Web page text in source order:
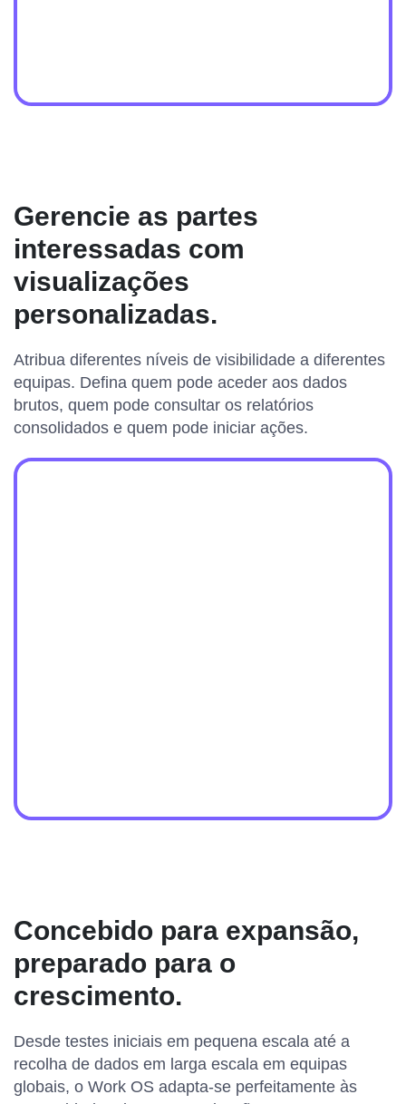
Gerencie as partes
interessadas com
visualizações
personalizadas.
Atribua diferentes níveis de visibilidade a diferentes
equipas. Defina quem pode aceder aos dados
brutos, quem pode consultar os relatórios
consolidados e quem pode iniciar ações.
Concebido para expansão,
preparado para o
crescimento.
Desde testes iniciais em pequena escala até a
recolha de dados em larga escala em equipas
globais, o Work OS adapta-se perfeitamente às